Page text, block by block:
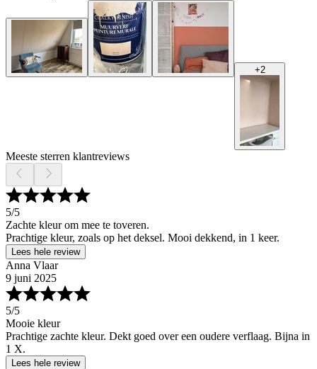
+2
Meeste sterren klantreviews
5/5
Zachte kleur om mee te toveren.
Prachtige kleur, zoals op het deksel. Mooi dekkend, in 1 keer.
Lees hele review
Anna Vlaar
9 juni 2025
5/5
Mooie kleur
Prachtige zachte kleur. Dekt goed over een oudere verflaag. Bijna in
1 X.
Lees hele review